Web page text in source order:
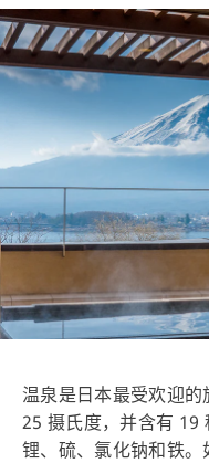
温泉是日本最受欢迎
25 摄氏度，并含有 19
锂、硫、氯化钠和铁